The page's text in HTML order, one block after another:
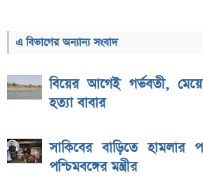
এ বিভাগের অন্যান্য সংবাদ
বিয়ের আগেই গর্ভবতী,
হত্যা বাবার
সাকিবের বাড়িতে হামলার
পশ্চিমবঙ্গের মন্ত্রীর